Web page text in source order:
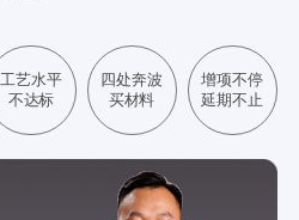
工艺水平
不达标
四处奔波
买材料
增项不停
延期不止